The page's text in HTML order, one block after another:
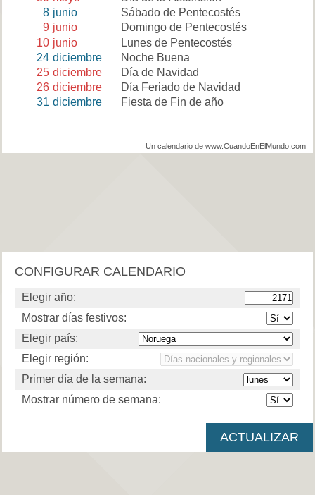
8 junio
Sábado de Pentecostés
9 junio
Domingo de Pentecostés
10 junio
Lunes de Pentecostés
24 diciembre
Noche Buena
25 diciembre
Día de Navidad
26 diciembre
Día Feriado de Navidad
31 diciembre Fiesta de Fin de año
Un calendario de www.CuandoEnElMundo.com
CONFIGURAR CALENDARIO
Elegir año:
Mostrar días festivos:
Elegir país:
Elegir región:
Primer día de la semana:
Mostrar número de semana: